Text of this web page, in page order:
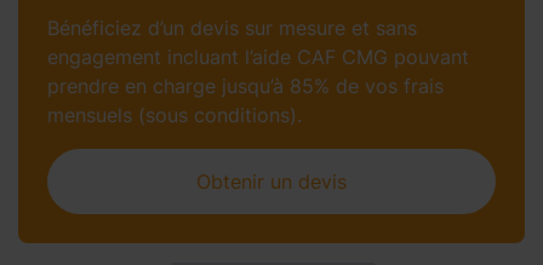
Bénéficiez d’un devis sur mesure et sans
engagement incluant l’aide CAF CMG pouvant
prendre en charge jusqu’à 85% de vos frais
mensuels (sous conditions).
Obtenir un devis